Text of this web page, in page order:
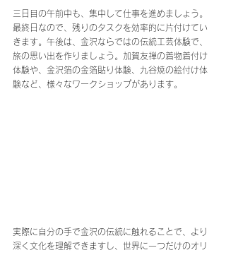
三日目の午前中も、集中して仕事を進めましょう。
最終日なので、残りのタスクを効率的に片付けてい
きます。午後は、金沢ならではの伝統工芸体験で、
旅の思い出を作りましょう。加賀友禅の着物着付け
体験や、金沢箔の金箔貼り体験、九谷焼の絵付け体
験など、様々なワークショップがあります。
実際に自分の手で金沢の伝統に触れることで、より
深く文化を理解できますし、世界に一つだけのオリ